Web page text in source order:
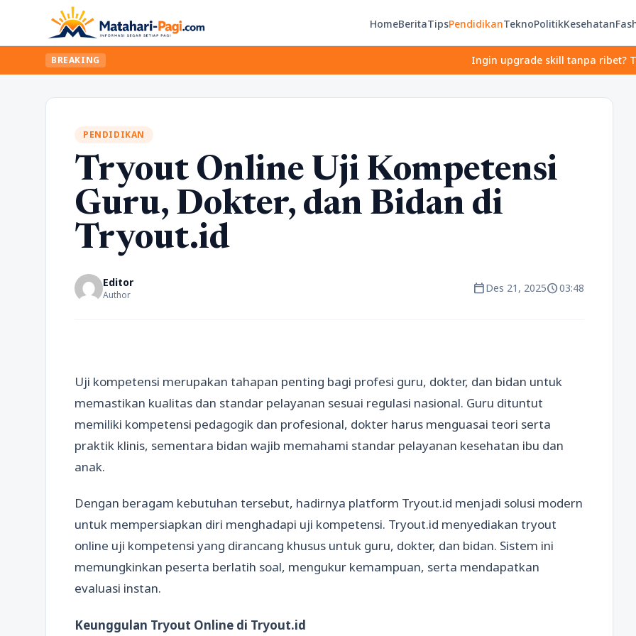
HomeBeritaTipsPendidikanTeknoPolitikKesehatan
BREAKING Ingin upgrade skill tanpa ribet?
PENDIDIKAN
Tryout Online Uji Kompetensi
Guru, Dokter, dan Bidan di
Tryout.id
Editor
Author calendar_todayDes 21, 2025schedule03:48
Uji kompetensi merupakan tahapan penting bagi profesi guru, dokter, dan bidan untuk
memastikan kualitas dan standar pelayanan sesuai regulasi nasional. Guru dituntut
memiliki kompetensi pedagogik dan profesional, dokter harus menguasai teori serta
praktik klinis, sementara bidan wajib memahami standar pelayanan kesehatan ibu dan
anak.
Dengan beragam kebutuhan tersebut, hadirnya platform Tryout.id menjadi solusi modern
untuk mempersiapkan diri menghadapi uji kompetensi. Tryout.id menyediakan tryout
online uji kompetensi yang dirancang khusus untuk guru, dokter, dan bidan. Sistem ini
memungkinkan peserta berlatih soal, mengukur kemampuan, serta mendapatkan
evaluasi instan.
Keunggulan Tryout Online di Tryout.id